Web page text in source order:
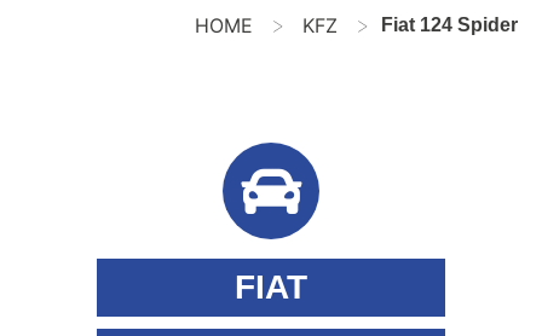
HOME > KFZ > Fiat 124 Spider
FIAT